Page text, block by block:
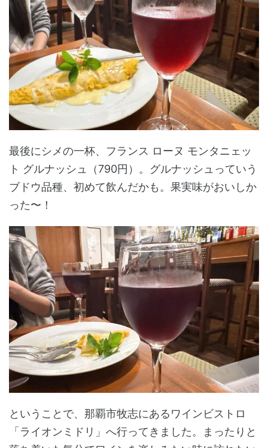
最後にシメの一杯、フランス ローヌ モンタニェッ
ト グルナッシュ（790円）。グルナッシュっていう
ブドウ品種、初めて飲んだかも。果実味がおいしか
った〜！
ということで、那覇市牧志にあるワインビストロ
「ライオンミドリ」へ行ってきました。まったりと